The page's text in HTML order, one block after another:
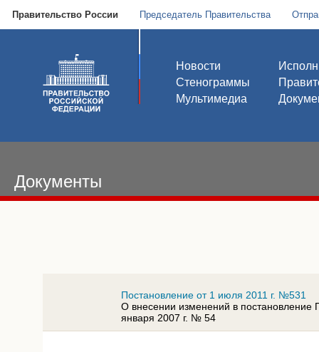
Правительство России Председатель Правительства
Новости
Стенограммы
Мультимедиа
Документы
Постановление от 1 июля 2011 г. №531
О внесении изменений в постановление
января 2007 г. № 54